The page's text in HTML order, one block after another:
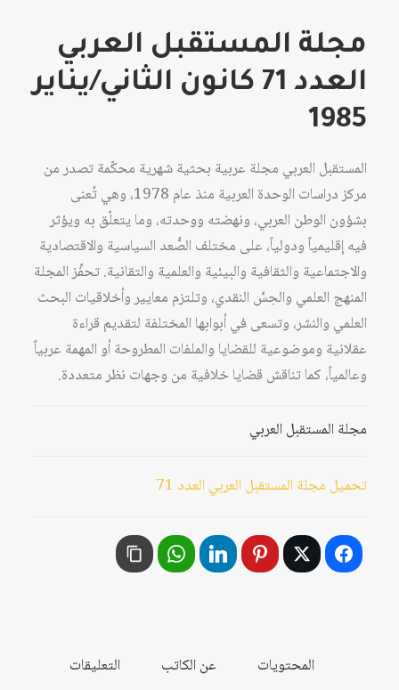
مجلة المستقبل العربي
العدد 71 كانون الثاني/يناير
1985
المستقبل العربي مجلة عربية بحثية شهرية محكّمة تصدر من
مركز دراسات الوحدة العربية منذ عام 1978، وهي تُعنى
بشؤون الوطن العربي، ونهضته ووحدته، وما يتعلّق به ويؤثر
فيه إقليمياً ودولياً، على مختلف الصُّعد السياسية والاقتصادية
والاجتماعية والثقافية والبيئية والعلمية والتقانية. تحفِّز المجلة
المنهج العلمي والحِسَّ النقدي، وتلتزم معايير وأخلاقيات البحث
العلمي والنشر، وتسعى في أبوابها المختلفة لتقديم قراءة
عقلانية وموضوعية للقضايا والملفات المطروحة أو المهمة عربياً
وعالمياً، كما تناقش قضايا خلافية من وجهات نظر متعددة.
مجلة المستقبل العربي
تحميل مجلة المستقبل العربي العدد 71
المحتويات عن الكاتب التعليقات